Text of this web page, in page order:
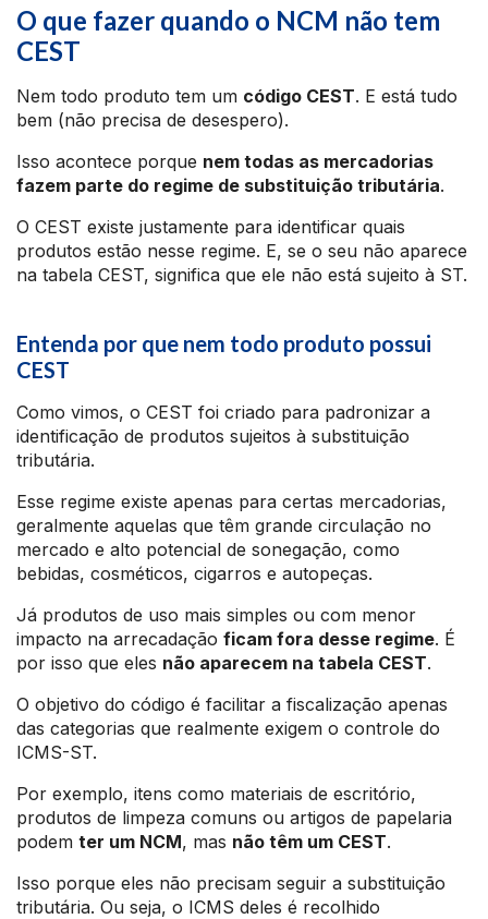
O que fazer quando o NCM não tem
CEST
Nem todo produto tem um código CEST. E está tudo
bem (não precisa de desespero).
Isso acontece porque nem todas as mercadorias
fazem parte do regime de substituição tributária.
O CEST existe justamente para identificar quais
produtos estão nesse regime. E, se o seu não aparece
na tabela CEST, significa que ele não está sujeito à ST.
Entenda por que nem todo produto possui
CEST
Como vimos, o CEST foi criado para padronizar a
identificação de produtos sujeitos à substituição
tributária.
Esse regime existe apenas para certas mercadorias,
geralmente aquelas que têm grande circulação no
mercado e alto potencial de sonegação, como
bebidas, cosméticos, cigarros e autopeças.
Já produtos de uso mais simples ou com menor
impacto na arrecadação ficam fora desse regime. É
por isso que eles não aparecem na tabela CEST.
O objetivo do código é facilitar a fiscalização apenas
das categorias que realmente exigem o controle do
ICMS-ST.
Por exemplo, itens como materiais de escritório,
produtos de limpeza comuns ou artigos de papelaria
podem ter um NCM, mas não têm um CEST.
Isso porque eles não precisam seguir a substituição
tributária. Ou seja, o ICMS deles é recolhido